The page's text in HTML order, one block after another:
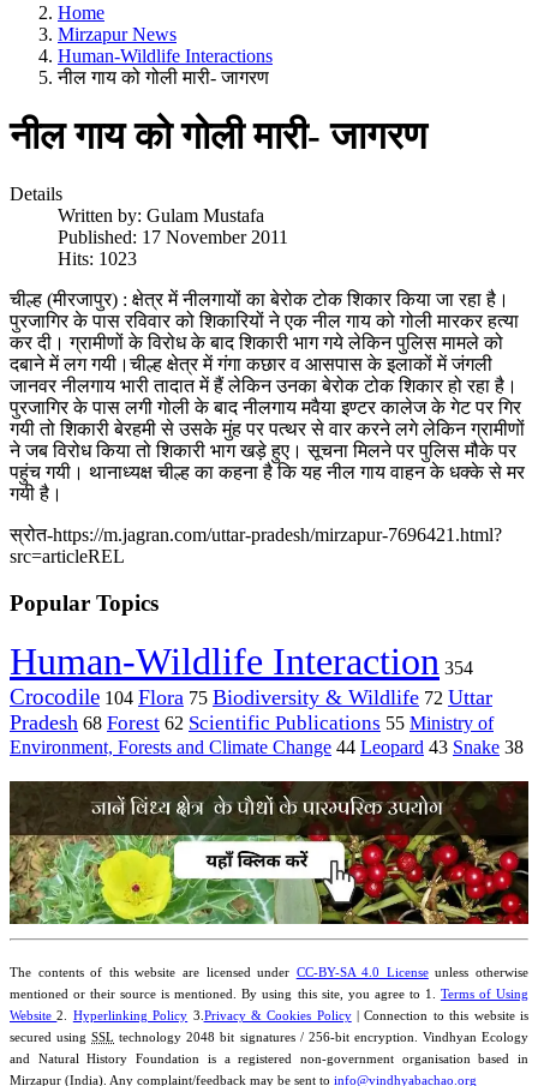
Home
Mirzapur News
Human-Wildlife Interactions
नील गाय को गोली मारी- जागरण
नील गाय को गोली मारी- जागरण
Details
Written by: Gulam Mustafa
Published: 17 November 2011
Hits: 1023
चील्ह (मीरजापुर) : क्षेत्र में नीलगायों का बेरोक टोक शिकार किया जा रहा है।
पुरजागिर के पास रविवार को शिकारियों ने एक नील गाय को गोली मारकर हत्या
कर दी। ग्रामीणों के विरोध के बाद शिकारी भाग गये लेकिन पुलिस मामले को
दबाने में लग गयी।चील्ह क्षेत्र में गंगा कछार व आसपास के इलाकों में जंगली
जानवर नीलगाय भारी तादात में हैं लेकिन उनका बेरोक टोक शिकार हो रहा है।
पुरजागिर के पास लगी गोली के बाद नीलगाय मवैया इण्टर कालेज के गेट पर गिर
गयी तो शिकारी बेरहमी से उसके मुंह पर पत्थर से वार करने लगे लेकिन ग्रामीणों
ने जब विरोध किया तो शिकारी भाग खड़े हुए। सूचना मिलने पर पुलिस मौके पर
पहुंच गयी। थानाध्यक्ष चील्ह का कहना है कि यह नील गाय वाहन के धक्के से मर
गयी है।
स्रोत-https://m.jagran.com/uttar-pradesh/mirzapur-7696421.html?
src=articleREL
Popular Topics
Human-Wildlife Interaction 354
Crocodile 104 Flora 75 Biodiversity & Wildlife 72 Uttar
Pradesh 68 Forest 62 Scientific Publications 55 Ministry of
Environment, Forests and Climate Change 44 Leopard 43 Snake 38
The contents of this website are licensed under CC-BY-SA 4.0 Licenseunless otherwise
mentioned or their source is mentioned. By using this site, you agree to 1. Terms of Using
Website2. Hyperlinking Policy 3.Privacy & Cookies Policy| Connection to this website is
secured usingSSL technology 2048 bit signatures / 256-bit encryption. Vindhyan Ecology
and Natural History Foundation is a registered non-government organisation based in
Mirzapur (India). Any complaint/feedback may be sent to info@vindhyabachao.org